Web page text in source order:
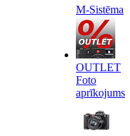
M-Sistēma
OUTLET
Foto
aprīkojums